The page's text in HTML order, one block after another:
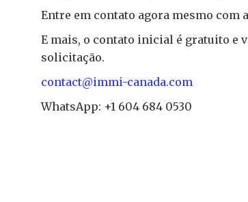
Entre em contato agora mesmo com
E mais, o contato inicial é gratuito e
solicitação.
contact@immi-canada.com
WhatsApp: +1 604 684 0530